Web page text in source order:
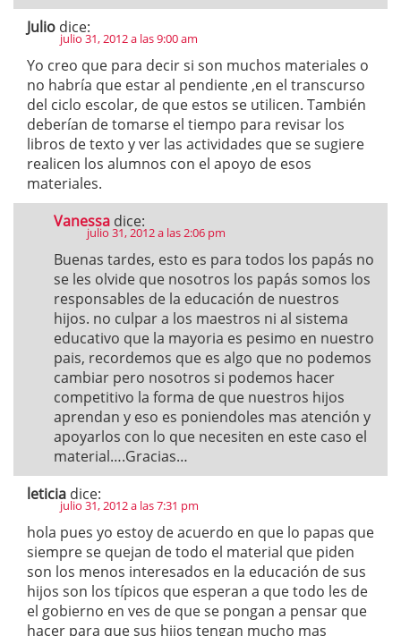
Julio dice:
julio 31, 2012 a las 9:00 am
Yo creo que para decir si son muchos materiales o
no habría que estar al pendiente ,en el transcurso
del ciclo escolar, de que estos se utilicen. También
deberían de tomarse el tiempo para revisar los
libros de texto y ver las actividades que se sugiere
realicen los alumnos con el apoyo de esos
materiales.
Vanessa dice:
julio 31, 2012 a las 2:06 pm
Buenas tardes, esto es para todos los papás no
se les olvide que nosotros los papás somos los
responsables de la educación de nuestros
hijos. no culpar a los maestros ni al sistema
educativo que la mayoria es pesimo en nuestro
pais, recordemos que es algo que no podemos
cambiar pero nosotros si podemos hacer
competitivo la forma de que nuestros hijos
aprendan y eso es poniendoles mas atención y
apoyarlos con lo que necesiten en este caso el
material….Gracias…
leticia dice:
julio 31, 2012 a las 7:31 pm
hola pues yo estoy de acuerdo en que lo papas que
siempre se quejan de todo el material que piden
son los menos interesados en la educación de sus
hijos son los típicos que esperan a que todo les de
el gobierno en ves de que se pongan a pensar que
hacer para que sus hijos tengan mucho mas